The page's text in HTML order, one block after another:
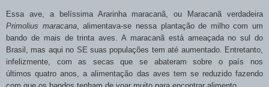
Essa ave, a belíssima Ararinha maracanã, ou Maracanã verdadeira
Primolius maracana, alimentava-se nessa plantação de milho com um
bando de mais de trinta aves. A maracanã está ameaçada no sul do
Brasil, mas aqui no SE suas populações tem até aumentado. Entretanto,
infelizmente, com as secas que se abateram sobre o país nos
últimos quatro anos, a alimentação das aves tem se reduzido fazendo